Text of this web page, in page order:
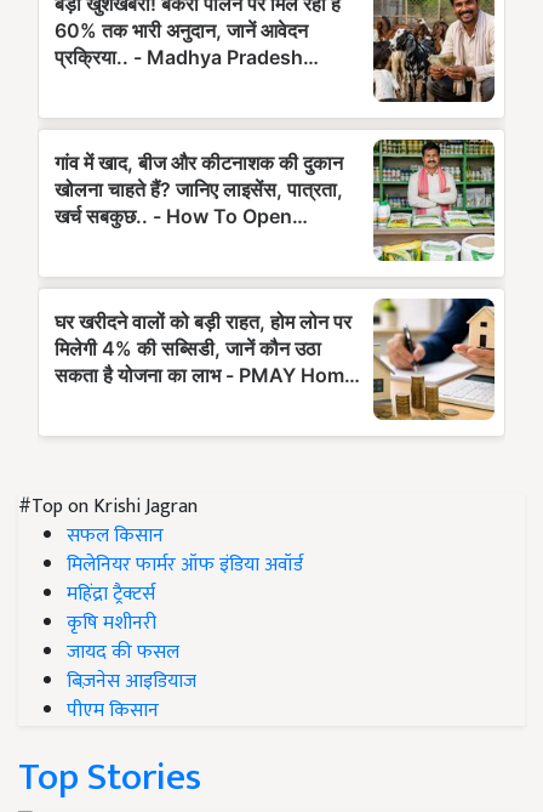
#Top on Krishi Jagran
सफल किसान
मिलेनियर फार्मर ऑफ इंडिया अवॉर्ड
महिंद्रा ट्रैक्टर्स
कृषि मशीनरी
जायद की फसल
बिज़नेस आइडियाज
पीएम किसान
Top Stories